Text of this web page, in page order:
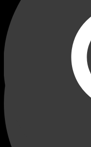
Переходные
Toyota
AFS